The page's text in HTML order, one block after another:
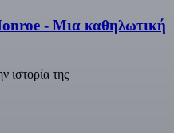
- Μια καθηλωτική
ιστορία της